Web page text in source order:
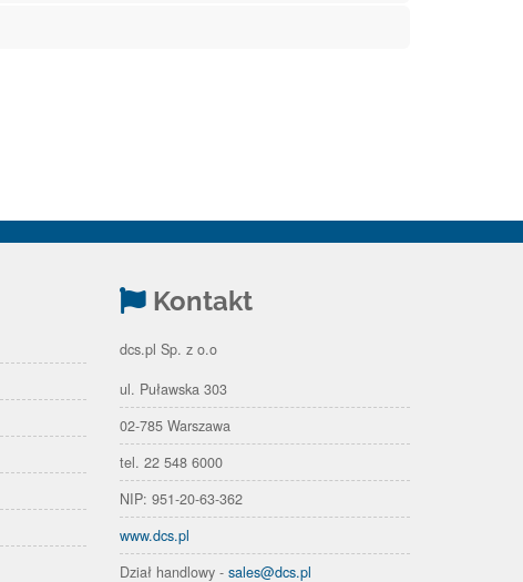
Kontakt
dcs.pl Sp. z o.o
ul. Puławska 303
02-785 Warszawa
tel. 22 548 6000
NIP: 951-20-63-362
www.dcs.pl
Dział handlowy - sales@dcs.pl